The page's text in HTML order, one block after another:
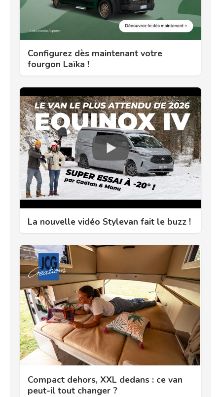
Configurez dès maintenant votre
fourgon Laïka !
La nouvelle vidéo Stylevan fait le buzz !
Compact dehors, XXL dedans : ce van
peut-il tout changer ?